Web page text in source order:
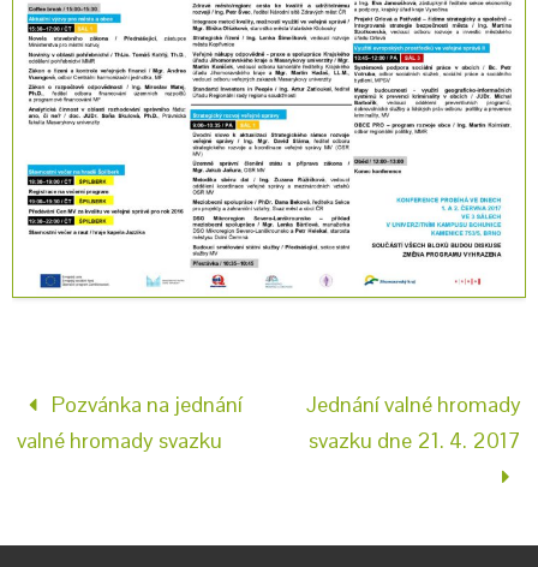
Pozvánka na jednání
valné hromady svazku
Jednání valné hromady
svazku dne 21. 4. 2017